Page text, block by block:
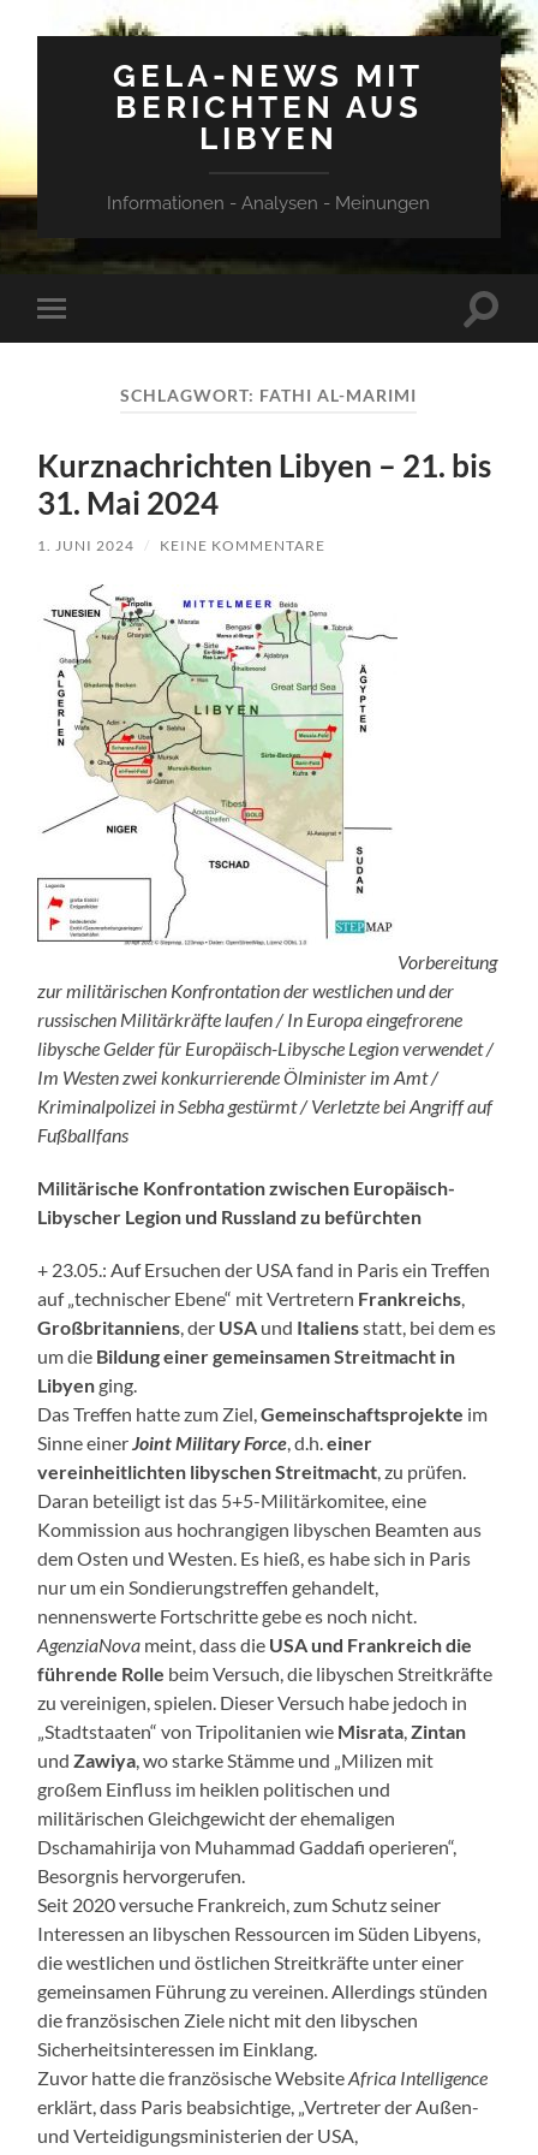
GELA-NEWS MIT
BERICHTEN AUS
LIBYEN
Informationen - Analysen - Meinungen
Mobile-
Menü
SCHLAGWORT: FATHI AL-MARIMI
Kurznachrichten Libyen – 21. bis
31. Mai 2024
1. JUNI 2024 / KEINE KOMMENTARE
Vorbereitung
zur militärischen Konfrontation der westlichen und der
russischen Militärkräfte laufen / In Europa eingefrorene
libysche Gelder für Europäisch-Libysche Legion verwendet /
Im Westen zwei konkurrierende Ölminister im Amt /
Kriminalpolizei in Sebha gestürmt / Verletzte bei Angriff auf
Fußballfans
Militärische Konfrontation zwischen Europäisch-
Libyscher Legion und Russland zu befürchten
+ 23.05.: Auf Ersuchen der USA fand in Paris ein Treffen
auf „technischer Ebene“ mit Vertretern Frankreichs
Großbritanniens , der USA und Italiensstatt, bei dem es
um die Bildung einer gemeinsamen Streitmacht in
Libyenging.
Das Treffen hatte zum Ziel,Gemeinschaftsprojekte im
Sinne einer Joint Military Force , d.h.einer
vereinheitlichten libyschen Streitmacht , zu prüfen.
Daran beteiligt ist das 5+5-Militärkomitee, eine
Kommission aus hochrangigen libyschen Beamten aus
dem Osten und Westen. Es hieß, es habe sich in Paris
nur um ein Sondierungstreffen gehandelt,
nennenswerte Fortschritte gebe es noch nicht.
AgenziaNova meint, dass die USA und Frankreich die
führende Rolle beim Versuch, die libyschen Streitkräfte
zu vereinigen, spielen. Dieser Versuch habe jedoch in
„Stadtstaaten“ von Tripolitanien wie Misrata ,Zintan
undZawiya , wo starke Stämme und „Milizen mit
großem Einfluss im heiklen politischen und
militärischen Gleichgewicht der ehemaligen
Dschamahirija von Muhammad Gaddafi operieren“,
Besorgnis hervorgerufen.
Seit 2020 versuche Frankreich, zum Schutz seiner
Interessen an libyschen Ressourcen im Süden Libyens,
die westlichen und östlichen Streitkräfte unter einer
gemeinsamen Führung zu vereinen. Allerdings stünden
die französischen Ziele nicht mit den libyschen
Sicherheitsinteressen im Einklang.
Zuvor hatte die französische WebsiteAfrica Intelligence
erklärt, dass Paris beabsichtige, „Vertreter der Außen-
und Verteidigungsministerien der USA,